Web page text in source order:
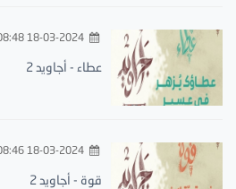
18-03-2024 08:48 مساءً
عطاء - أجاويد 2
18-03-2024 08:46 مساءً
قوة - أجاويد 2